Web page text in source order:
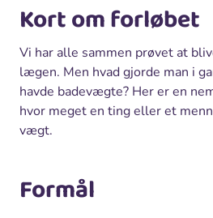
Kort om forløbet
Vi har alle sammen prøvet at
lægen. Men hvad gjorde man i
havde badevægte? Her er en
hvor meget en ting eller et
vægt.
Formål